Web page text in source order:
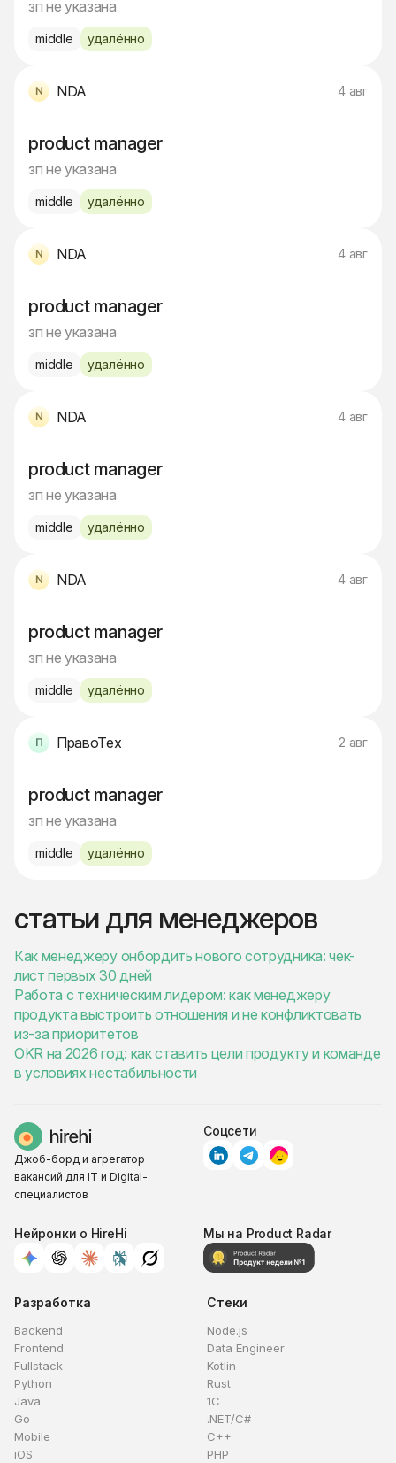
зп не указана
middle удалённо
NDA 4 авг
product manager
зп не указана
middle удалённо
NDA 4 авг
product manager
зп не указана
middle удалённо
NDA 4 авг
product manager
зп не указана
middle удалённо
NDA 4 авг
product manager
зп не указана
middle удалённо
ПравоТех 2 авг
product manager
зп не указана
middle удалённо
статьи для менеджеров
Как менеджеру онбордить нового сотрудника: чек-
лист первых 30 дней
Работа с техническим лидером: как менеджеру
продукта выстроить отношения и не конфликтовать
из-за приоритетов
OKR на 2026 год: как ставить цели продукту и команде
в условиях нестабильности
Джоб-борд и агрегатор
вакансий для IT и Digital-
специалистов
Соцсети
Нейронки о HireHi Мы на Product Radar
Разработка
Backend
Frontend
Fullstack
Python
Java
Go
Mobile
iOS
Стеки
Node.js
Data Engineer
Kotlin
Rust
1C
.NET/C#
C++
PHP